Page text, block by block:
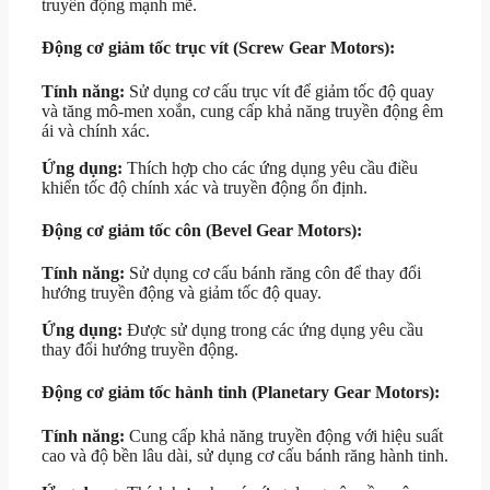
truyền động mạnh mẽ.
Động cơ giảm tốc trục vít (Screw Gear Motors):
Tính năng: Sử dụng cơ cấu trục vít để giảm tốc độ quay
và tăng mô-men xoắn, cung cấp khả năng truyền động êm
ái và chính xác.
Ứng dụng: Thích hợp cho các ứng dụng yêu cầu điều
khiển tốc độ chính xác và truyền động ổn định.
Động cơ giảm tốc côn (Bevel Gear Motors):
Tính năng: Sử dụng cơ cấu bánh răng côn để thay đổi
hướng truyền động và giảm tốc độ quay.
Ứng dụng: Được sử dụng trong các ứng dụng yêu cầu
thay đổi hướng truyền động.
Động cơ giảm tốc hành tinh (Planetary Gear Motors):
Tính năng: Cung cấp khả năng truyền động với hiệu suất
cao và độ bền lâu dài, sử dụng cơ cấu bánh răng hành tinh.